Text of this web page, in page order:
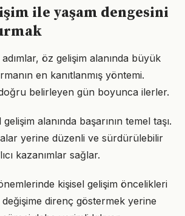
ile yaşam dengesini
öz gelişim alanında büyük
en kanıtlanmış yöntemi.
belirleyen gün boyunca ilerler.
alanında başarının temel taşı.
yerine düzenli ve sürdürülebilir
kazanımlar sağlar.
kişisel gelişim öncelikleri
direnç göstermek yerine